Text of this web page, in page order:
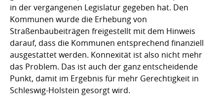
in der vergangenen Legislatur gegeben hat. Den
Kommunen wurde die Erhebung von
Straßenbaubeiträgen freigestellt mit dem Hinweis
darauf, dass die Kommunen entsprechend finanziell
ausgestattet werden. Konnexität ist also nicht mehr
das Problem. Das ist auch der ganz entscheidende
Punkt, damit im Ergebnis für mehr Gerechtigkeit in
Schleswig-Holstein gesorgt wird.